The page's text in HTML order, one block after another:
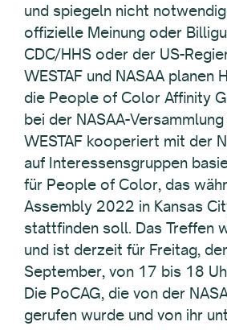
und spiegeln nicht
offizielle Meinung oder
CDC/HHS oder der US-
WESTAF und NASAA planen
die People of Color Affinity
bei der NASAA-
WESTAF kooperiert mit der
auf Interessensgruppen
für People of Color, das
Assembly 2022 in Kansas
stattfinden soll. Das Treffen
und ist derzeit für Freitag,
September, von 17 bis 18
Die PoCAG, die von der
gerufen wurde und von ihr